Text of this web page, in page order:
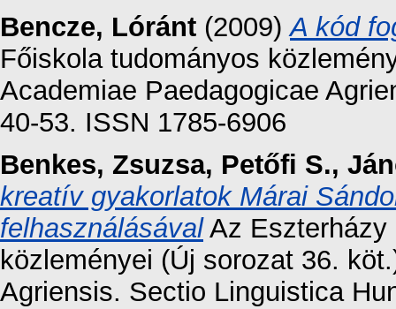
Bencze, Lóránt (2009)A kód
Főiskola tudományos
Academiae Paedagogicae
40-53. ISSN 1785-6906
Benkes, Zsuzsa, Petőfi S.,
kreatív gyakorlatok Márai
felhasználásávalAz Eszterházy
közleményei (Új sorozat 36.
Agriensis. Sectio Linguistica